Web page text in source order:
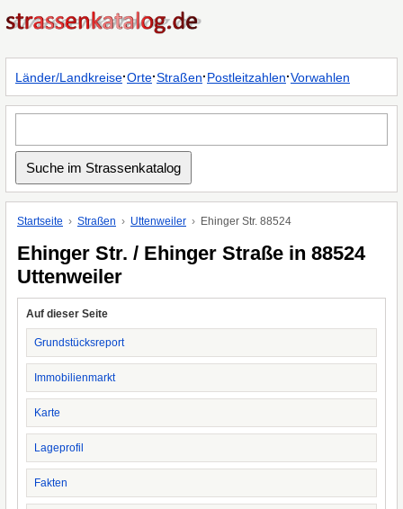
Länder/Landkreise·Orte·Straßen·Postleitzahlen·Vorwahlen
Startseite Straßen Uttenweiler Ehinger Str. 88524
Ehinger Str. / Ehinger Straße in 88524
Uttenweiler
Auf dieser Seite
Grundstücksreport
Immobilienmarkt
Karte
Lageprofil
Fakten